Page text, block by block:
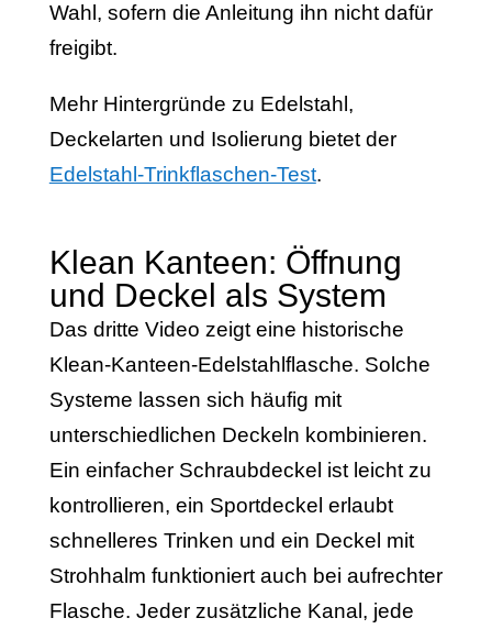
Wahl, sofern die Anleitung ihn nicht dafür
freigibt.
Mehr Hintergründe zu Edelstahl,
Deckelarten und Isolierung bietet der
Edelstahl-Trinkflaschen-Test.
Klean Kanteen: Öffnung
und Deckel als System
Das dritte Video zeigt eine historische
Klean-Kanteen-Edelstahlflasche. Solche
Systeme lassen sich häufig mit
unterschiedlichen Deckeln kombinieren.
Ein einfacher Schraubdeckel ist leicht zu
kontrollieren, ein Sportdeckel erlaubt
schnelleres Trinken und ein Deckel mit
Strohhalm funktioniert auch bei aufrechter
Flasche. Jeder zusätzliche Kanal, jede